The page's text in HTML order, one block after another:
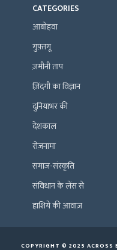
CATEGORIES
आबोहवा
गुफ़्तगू
ज़मीनी ताप
ज़िंदगी का विज्ञान
दुनियाभर की
देशकाल
रोज़नामा
समाज-संस्कृति
संविधान के लेंस से
हाशिये की आवाज़
COPYRIGHT © 2025 ACROSS